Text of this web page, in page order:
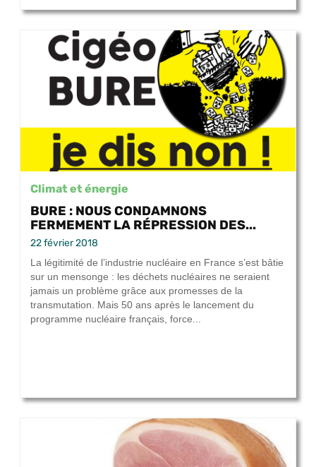
Climat et énergie
BURE : NOUS CONDAMNONS
FERMEMENT LA RÉPRESSION DES...
22 février 2018
La légitimité de l’industrie nucléaire en France s’est bâtie
sur un mensonge : les déchets nucléaires ne seraient
jamais un problème grâce aux promesses de la
transmutation. Mais 50 ans après le lancement du
programme nucléaire français, force...